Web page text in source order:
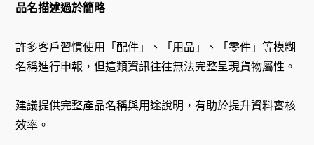
品名描述過於簡略
許多客戶習慣使用「配件」、「用品」、「零件」等模糊
名稱進行申報，但這類資訊往往無法完整呈現貨物屬性。
建議提供完整產品名稱與用途說明，有助於提升資料審核
效率。